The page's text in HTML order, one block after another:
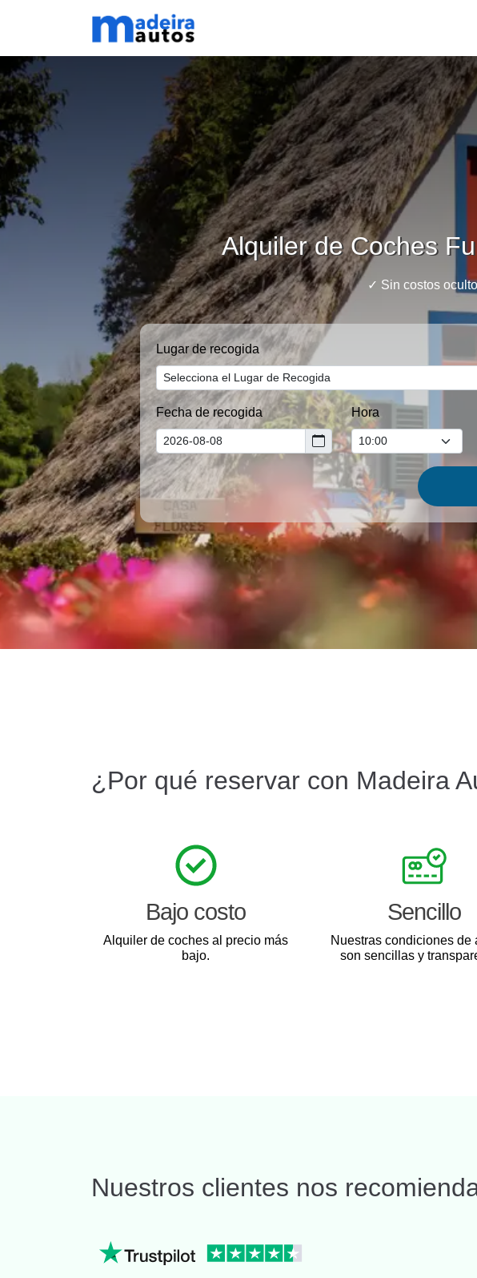
Alquiler de Coches
✓ Sin costos
Lugar de recogida
Fecha de recogida Hora
¿Por qué reservar con Madeira
Bajo costo
Alquiler de coches al precio más
bajo.
Sencillo
Nuestras condiciones de
son sencillas y
Nuestros clientes nos